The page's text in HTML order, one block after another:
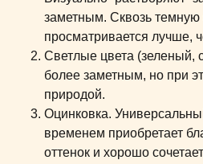
заметным. Сквозь темную
просматривается лучше,
Светлые цвета (зеленый,
более заметным, но при
природой.
Оцинковка.
временем приобретает
оттенок и хорошо